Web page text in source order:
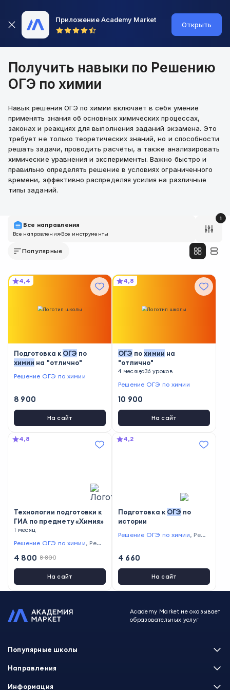
Приложение Academy Market
Открыть
Получить навыки по Решению
ОГЭ по химии
Навык решения ОГЭ по химии включает в себя умение
применять знания об основных химических процессах,
законах и реакциях для выполнения заданий экзамена. Это
требует не только теоретических знаний, но и способности
решать задачи, проводить расчёты, а также анализировать
химические уравнения и эксперименты. Важно быстро и
правильно определять решение в условиях ограниченного
времени, эффективно распределяя усилия на различные
типы заданий.
Все направления
Все направленияВсе инструменты
1
Популярные
4,4
Подготовка кОГЭ по
химии на "отлично"
Решение ОГЭ по химии
8 900
На сайт
4,8
ОГЭ похимии на
"отлично"
4 месяца36 уроков
Решение ОГЭ по химии
10 900
На сайт
4,8
Технологии подготовки к
ГИА по предмету «Химия»
1 месяц
Решение ОГЭ по химии, Реше
4 800 8 800
На сайт
4,2
Подготовка к ОГЭ по
истории
Решение ОГЭ по химии, Реше
4 660
На сайт
Academy Market не оказывает
образовательных услуг
Популярные школы
Skillbox
Направления
Программирование
Информация